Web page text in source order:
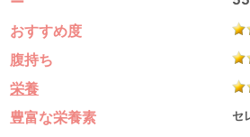
おすすめ度
腹持ち
栄養
豊富な栄養素
セ